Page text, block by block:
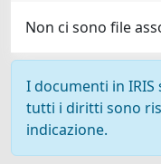
Non ci sono file
I documenti in
tutti i diritti sono
indicazione.